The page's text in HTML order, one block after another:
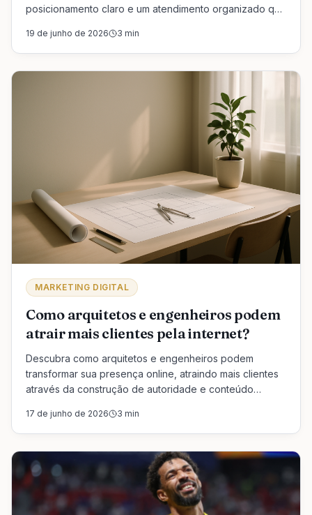
posicionamento claro e um atendimento organizado que
19 de junho de 2026 3 min
MARKETING DIGITAL
Como arquitetos e engenheiros podem
atrair mais clientes pela internet?
Descubra como arquitetos e engenheiros podem
transformar sua presença online, atraindo mais clientes
através da construção de autoridade e conteúdo
17 de junho de 2026 3 min